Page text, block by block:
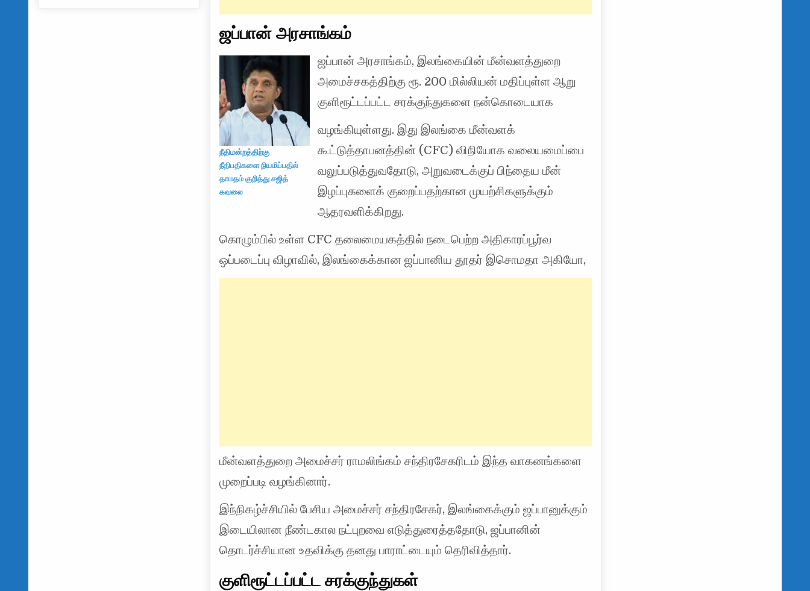
ஜப்பான் அரசாங்கம்
நீதிமன்றத்திற்கு
நீதிபதிகளை நியமிப்பதில்
தாமதம் குறித்து சஜித்
கவலை
ஜப்பான் அரசாங்கம், இலங்கையின் மீன்வளத்துறை
அமைச்சகத்திற்கு ரூ. 200 மில்லியன் மதிப்புள்ள ஆறு
குளிரூட்டப்பட்ட சரக்குந்துகளை நன்கொடையாக
வழங்கியுள்ளது. இது இலங்கை மீன்வளக்
கூட்டுத்தாபனத்தின் (CFC) விநியோக வலையமைப்பை
வலுப்படுத்துவதோடு, அறுவடைக்குப் பிந்தைய மீன்
இழப்புகளைக் குறைப்பதற்கான முயற்சிகளுக்கும்
ஆதரவளிக்கிறது.
கொழும்பில் உள்ள CFC தலைமையகத்தில் நடைபெற்ற அதிகாரப்பூர்வ
ஒப்படைப்பு விழாவில், இலங்கைக்கான ஜப்பானிய தூதர் இசொமதா அகியோ,
மீன்வளத்துறை அமைச்சர் ராமலிங்கம் சந்திரசேகரிடம் இந்த வாகனங்களை
முறைப்படி வழங்கினார்.
இந்நிகழ்ச்சியில் பேசிய அமைச்சர் சந்திரசேகர், இலங்கைக்கும் ஜப்பானுக்கும்
இடையிலான நீண்டகால நட்புறவை எடுத்துரைத்ததோடு, ஜப்பானின்
தொடர்ச்சியான உதவிக்கு தனது பாராட்டையும் தெரிவித்தார்.
குளிரூட்டப்பட்ட சரக்குந்துகள்